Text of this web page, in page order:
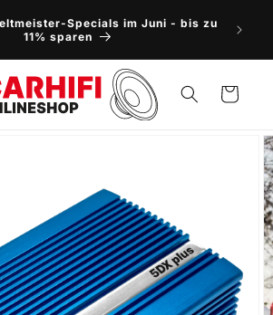
Specials im Juni - bis zu
11% sparen
Warenkorb